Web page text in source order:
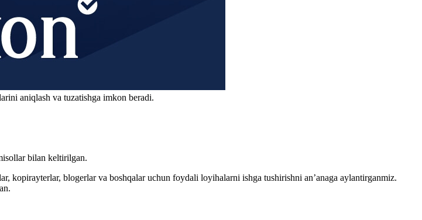
aniqlash va tuzatishga imkon beradi.
bilan keltirilgan.
kopirayterlar, blogerlar va boshqalar uchun foydali loyihalarni ishga tushirishni an’anaga aylantirganmiz.